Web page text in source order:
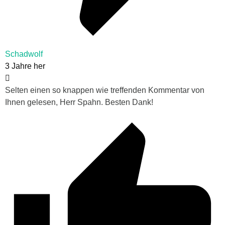
Schadwolf
3 Jahre her
Selten einen so knappen wie treffenden Kommentar von
Ihnen gelesen, Herr Spahn. Besten Dank!